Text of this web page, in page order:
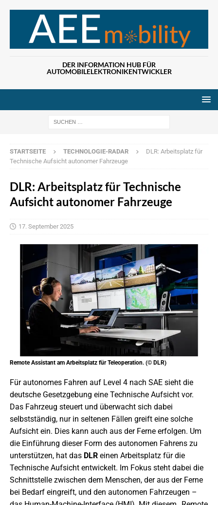
DER INFORMATION HUB FÜR
AUTOMOBILELEKTRONIKENTWICKLER
STARTSEITE TECHNOLOGIE-RADAR
DLR: Arbeitsplatz für
Technische Aufsicht autonomer Fahrzeuge
DLR: Arbeitsplatz für Technische
Aufsicht autonomer Fahrzeuge
17. September 2025
Remote Assistant am Arbeitsplatz für Teleoperation. (© DLR)
Für autonomes Fahren auf Level 4 nach SAE sieht die
deutsche Gesetzgebung eine Technische Aufsicht vor.
Das Fahrzeug steuert und überwacht sich dabei
selbstständig, nur in seltenen Fällen greift eine solche
Aufsicht ein. Dies kann auch aus der Ferne erfolgen. Um
die Einführung dieser Form des autonomen Fahrens zu
unterstützen, hat das DLR einen Arbeitsplatz für die
Technische Aufsicht entwickelt. Im Fokus steht dabei die
Schnittstelle zwischen dem Menschen, der aus der Ferne
bei Bedarf eingreift, und den autonomen Fahrzeugen –